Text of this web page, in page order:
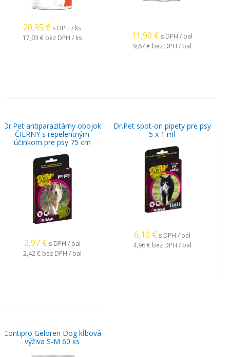
20,95 € s DPH / ks
17,03 € bez DPH / ks 11,90 € s DPH / bal
9,67 € bez DPH / bal
Dr.Pet antiparazitárny obojok
ČIERNY s repelentným
účinkom pre psy 75 cm
2,97 € s DPH / bal
2,42 € bez DPH / bal
Dr.Pet spot-on pipety pre psy
5 x 1 ml
6,10 € s DPH / bal
4,96 € bez DPH / bal
Contipro Geloren Dog kĺbová
výživa S-M 60 ks